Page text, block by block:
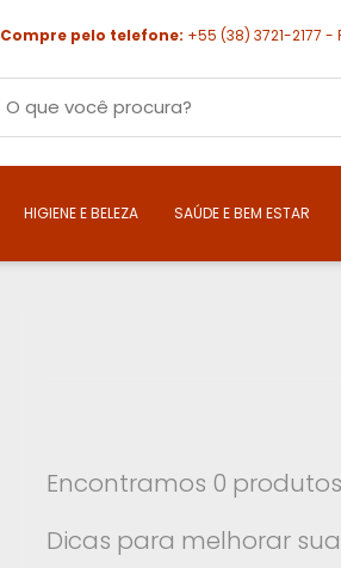
Compre pelo telefone: +55 (38) 3721-2177 -
HIGIENE E BELEZA SAÚDE E BEM ESTAR
Encontramos 0
Dicas para melhorar